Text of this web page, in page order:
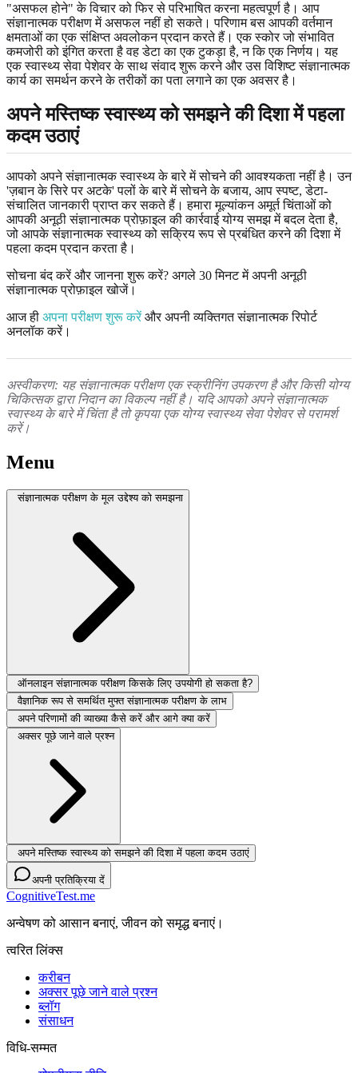
"असफल होने" के विचार को फिर से परिभाषित करना महत्वपूर्ण है। आप
संज्ञानात्मक परीक्षण में असफल नहीं हो सकते। परिणाम बस आपकी वर्तमान
क्षमताओं का एक संक्षिप्त अवलोकन प्रदान करते हैं। एक स्कोर जो संभावित
कमजोरी को इंगित करता है वह डेटा का एक टुकड़ा है, न कि एक निर्णय। यह
एक स्वास्थ्य सेवा पेशेवर के साथ संवाद शुरू करने और उस विशिष्ट संज्ञानात्मक
कार्य का समर्थन करने के तरीकों का पता लगाने का एक अवसर है।
अपने मस्तिष्क स्वास्थ्य को समझने की दिशा में पहला
कदम उठाएं
आपको अपने संज्ञानात्मक स्वास्थ्य के बारे में सोचने की आवश्यकता नहीं है। उन
'ज़बान के सिरे पर अटके' पलों के बारे में सोचने के बजाय, आप स्पष्ट, डेटा-
संचालित जानकारी प्राप्त कर सकते हैं। हमारा मूल्यांकन अमूर्त चिंताओं को
आपकी अनूठी संज्ञानात्मक प्रोफ़ाइल की कार्रवाई योग्य समझ में बदल देता है,
जो आपके संज्ञानात्मक स्वास्थ्य को सक्रिय रूप से प्रबंधित करने की दिशा में
पहला कदम प्रदान करता है।
सोचना बंद करें और जानना शुरू करें? अगले 30 मिनट में अपनी अनूठी
संज्ञानात्मक प्रोफ़ाइल खोजें।
आज ही अपना परीक्षण शुरू करें और अपनी व्यक्तिगत संज्ञानात्मक रिपोर्ट
अनलॉक करें।
अस्वीकरण: यह संज्ञानात्मक परीक्षण एक स्क्रीनिंग उपकरण है और किसी योग्य
चिकित्सक द्वारा निदान का विकल्प नहीं है। यदि आपको अपने संज्ञानात्मक
स्वास्थ्य के बारे में चिंता है तो कृपया एक योग्य स्वास्थ्य सेवा पेशेवर से परामर्श
करें।
Menu
संज्ञानात्मक परीक्षण के मूल उद्देश्य को समझना
ऑनलाइन संज्ञानात्मक परीक्षण किसके लिए उपयोगी हो सकता है?
वैज्ञानिक रूप से समर्थित मुफ्त संज्ञानात्मक परीक्षण के लाभ
अपने परिणामों की व्याख्या कैसे करें और आगे क्या करें
अक्सर पूछे जाने वाले प्रश्न
अपने मस्तिष्क स्वास्थ्य को समझने की दिशा में पहला कदम उठाएं
अपनी प्रतिक्रिया दें
CognitiveTest.me
अन्वेषण को आसान बनाएं, जीवन को समृद्ध बनाएं।
त्वरित लिंक्स
करीबन
अक्सर पूछे जाने वाले प्रश्न
ब्लॉग
संसाधन
विधि-सम्‍मत